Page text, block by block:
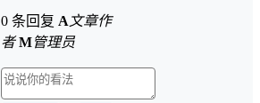
0 条回复 A 文章作
者 M管理员